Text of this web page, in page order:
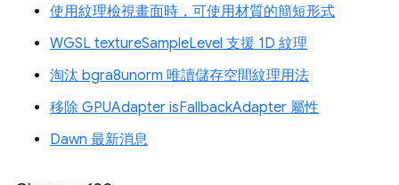
使用紋理檢視畫面時，可使用材質的簡短形式
WGSL textureSampleLevel 支援 1D 紋理
淘汰 bgra8unorm 唯讀儲存空間紋理用法
移除 GPUAdapter isFallbackAdapter 屬性
Dawn 最新消息